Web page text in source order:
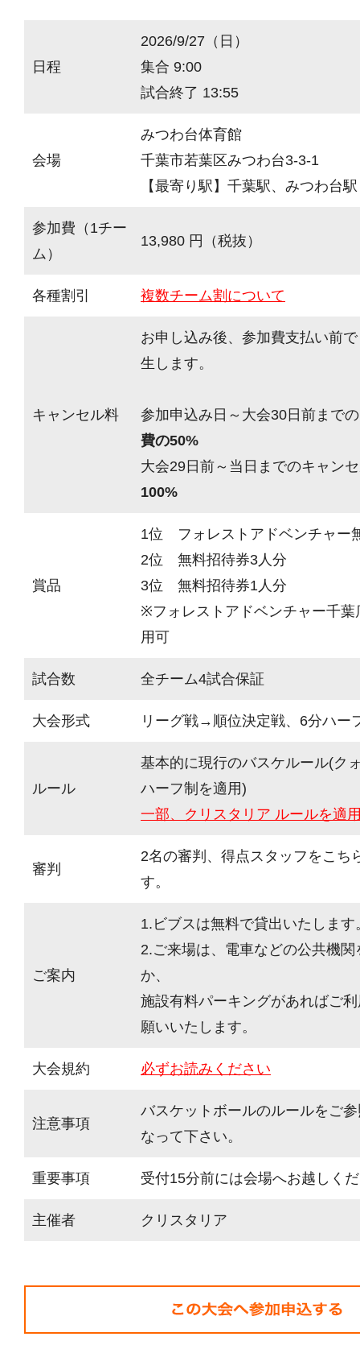
日程
2026/9/27（日）
集合 9:00
試合終了 13:55
会場
みつわ台体育館
千葉市若葉区みつわ台3-3-1
【最寄り駅】千葉駅、みつわ台駅
参加費（1チー
ム）
13,980 円（税抜）
各種割引 複数チーム割について
キャンセル料
お申し込み後、参加費支払い前
生します。
参加申込み日～大会30日前まで
費の50%
大会29日前～当日までのキャン
100%
賞品
1位 フォレストアドベンチャー
2位 無料招待券3人分
3位 無料招待券1人分
※フォレストアドベンチャー千葉
用可
試合数 全チーム4試合保証
大会形式 リーグ戦→順位決定戦、6分ハー
ルール
基本的に現行のバスケルール(ク
ハーフ制を適用)
一部、クリスタリア ルールを適
審判
2名の審判、得点スタッフをこち
す。
ご案内
1.ビブスは無料で貸出いたします
2.ご来場は、電車などの公共機
か、
施設有料パーキングがあればご
願いいたします。
大会規約 必ずお読みください
注意事項
バスケットボールのルールをご
なって下さい。
重要事項 受付15分前には会場へお越しく
主催者 クリスタリア